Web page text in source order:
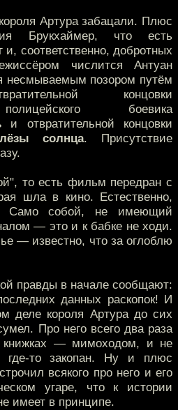
Артура забацали. Плюс
Брукхаймер, что есть
и, соответственно, добротных
числится Антуан
несмываемым позором путём
концовки
боевика
и отвратительной концовки
солнца. Присутствие
то есть фильм передран с
шла в кино. Естественно,
Само собой, не имеющий
— это и к бабке не ходи.
— известно, что за оглоблю
правды в начале сообщают:
данных раскопок! И
деле короля Артура до сих
Про него всего два раза
книжках — мимоходом, и не
то закопан. Ну и плюс
всякого про него и его
угаре, что к истории
имеет в принципе.